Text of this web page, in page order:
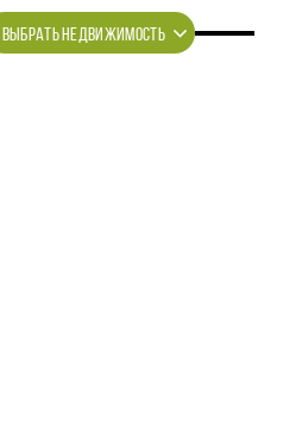
ВЫБРАТЬ НЕДВИЖИМОСТЬ